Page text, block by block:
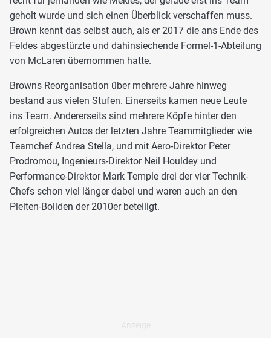
geholt wurde und sich einen Überblick verschaffen muss.
Brown kennt das selbst auch, als er 2017 die ans Ende des
Feldes abgestürzte und dahinsiechende Formel-1-Abteilung
von McLaren übernommen hatte.
Browns Reorganisation über mehrere Jahre hinweg
bestand aus vielen Stufen. Einerseits kamen neue Leute
ins Team. Andererseits sind mehrere Köpfe hinter den
erfolgreichen Autos der letzten Jahre Teammitglieder wie
Teamchef Andrea Stella, und mit Aero-Direktor Peter
Prodromou, Ingenieurs-Direktor Neil Houldey und
Performance-Direktor Mark Temple drei der vier Technik-
Chefs schon viel länger dabei und waren auch an den
Pleiten-Boliden der 2010er beteiligt.